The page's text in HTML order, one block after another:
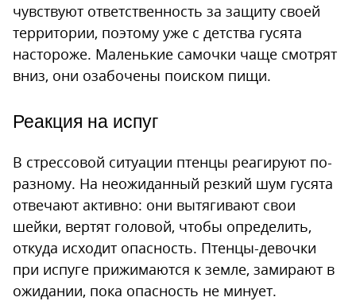
чувствуют ответственность за защиту своей
территории, поэтому уже с детства гусята
настороже. Маленькие самочки чаще смотрят
вниз, они озабочены поиском пищи.
Реакция на испуг
В стрессовой ситуации птенцы реагируют по-
разному. На неожиданный резкий шум гусята
отвечают активно: они вытягивают свои
шейки, вертят головой, чтобы определить,
откуда исходит опасность. Птенцы-девочки
при испуге прижимаются к земле, замирают в
ожидании, пока опасность не минует.